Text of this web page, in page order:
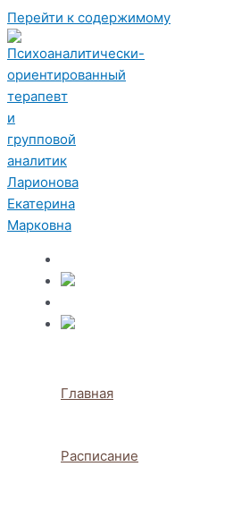
Перейти к содержимому
Главная
Расписание